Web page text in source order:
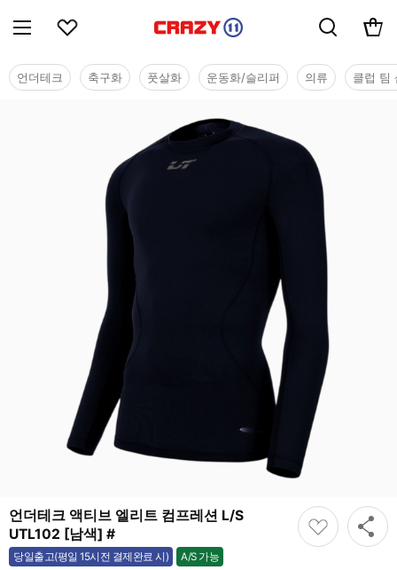
언더테크 축구화 풋살화 운동화/슬리퍼 의류 클럽 팀
언더테크 액티브 엘리트 컴프레션 L/S
UTL102 [남색] #
당일출고(평일 15시전 결제완료 시) A/S 가능
가능